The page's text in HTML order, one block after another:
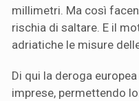
millimetri. Ma così
rischia di saltare. E il
adriatiche le misure
Di qui la deroga
imprese, permettendo